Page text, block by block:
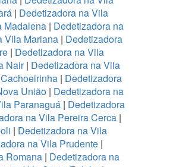
| Dedetizadora na Vila
Madalena| Dedetizadora na
Vila Mariana| Dedetizadora
| Dedetizadora na Vila
Nair| Dedetizadora na Vila
| Dedetizadora
União | Dedetizadora na
Paranaguá | Dedetizadora
na Vila Pereira Cerca |
| Dedetizadora na Vila
na Vila Prudente|
Romana | Dedetizadora na